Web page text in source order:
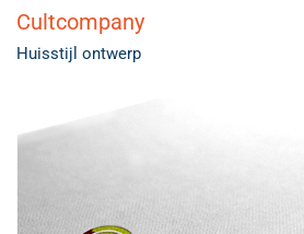
Cultcompany
Huisstijl ontwerp